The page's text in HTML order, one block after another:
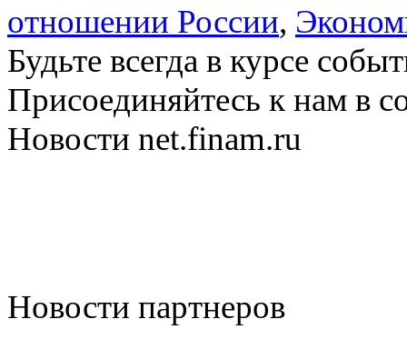
отношении России,
Будьте всегда в курсе
Присоединяйтесь к нам в
Новости net.finam.ru
Новости партнеров